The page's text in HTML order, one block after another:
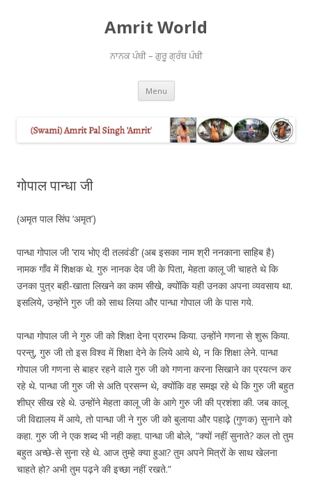
Amrit World
ਨਾਨਕ ਪੰਥੀ – ਗੁਰੂ ਗ੍ਰੰਥ ਪੰਥੀ
Menu Skip
content
गोपाल पान्धा जी
(अमृत पाल सिंघ ‘अमृत’)
पान्धा गोपाल जी ‘राय भोए दी तलवंडी’ (अब इसका नाम श्री ननकाना साहिब है)
नामक गाँव में शिक्षक थे. गुरु नानक देव जी के पिता, मेहता कालू जी चाहते थे कि
उनका पुत्र बही-खाता लिखने का काम सीखे, क्योंकि यही उनका अपना व्यवसाय था.
इसलिये, उन्होंने गुरु जी को साथ लिया और पान्धा गोपाल जी के पास गये.
पान्धा गोपाल जी ने गुरु जी को शिक्षा देना प्रारम्भ किया. उन्होंने गणना से शुरू किया.
परन्तु, गुरु जी तो इस विश्व में शिक्षा देने के लिये आये थे, न कि शिक्षा लेने. पान्धा
गोपाल जी गणना से बाहर रहने वाले गुरु जी को गणना करना सिखाने का प्रयत्न कर
रहे थे. पान्धा जी गुरु जी से अति प्रसन्न थे, क्योंकि वह समझ रहे थे कि गुरु जी बहुत
शीघ्र सीख रहे थे. उन्होंने मेहता कालू जी के आगे गुरु जी की प्रशंशा की. जब कालू
जी विद्यालय में आये, तो पान्धा जी ने गुरु जी को बुलाया और पहाढ़े (गुणक) सुनाने को
कहा. गुरु जी ने एक शब्द भी नही कहा. पान्धा जी बोले, “क्यों नहीं सुनाते? कल तो तुम
बहुत अच्छे-से सुना रहे थे. आज तुम्हे क्या हुआ? तुम अपने मित्रों के साथ खेलना
चाहते हो? अभी तुम पढ़ने की इच्छा नहीं रखते.”